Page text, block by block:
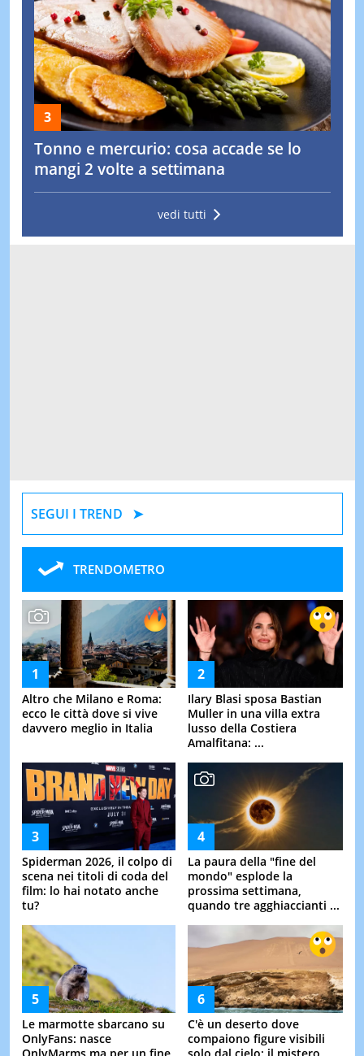
Tonno e mercurio: cosa accade se lo
mangi 2 volte a settimana
vedi tutti
SEGUI I TREND
TRENDOMETRO
Altro che Milano e Roma:
ecco le città dove si vive
davvero meglio in Italia
Ilary Blasi sposa Bastian
Muller in una villa extra
lusso della Costiera
Amalfitana: ...
Spiderman 2026, il colpo di
scena nei titoli di coda del
film: lo hai notato anche
tu?
La paura della "fine del
mondo" esplode la
prossima settimana,
quando tre agghiaccianti ...
Le marmotte sbarcano su
OnlyFans: nasce
C'è un deserto dove
compaiono figure visibili